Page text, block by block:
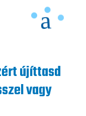
újíttasd
vagy